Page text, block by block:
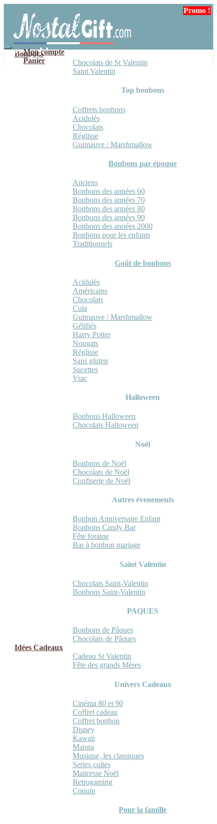
navigation
contenu
Mon compte
Panier
Bonbons
Chocolats de St Valentin
Saint Valentin
Top bonbons
Coffrets bonbons
Acidulés
Chocolats
Réglisse
Guimauve / Marshmallow
Bonbons par époque
Anciens
Bonbons des années 60
Bonbons des années 70
Bonbons des années 80
Bonbons des années 90
Bonbons des années 2000
Bonbons pour les enfants
Traditionnels
Goût de bonbons
Acidulés
Américains
Chocolats
Cola
Guimauve / Marshmallow
Gélifiés
Harry Potter
Nougats
Réglisse
Sans gluten
Sucettes
Vrac
Halloween
Bonbons Halloween
Chocolats Halloween
Noël
Bonbons de Noël
Chocolats de Noël
Confiserie de Noël
Autres évenements
Bonbon Anniversaire Enfant
Bonbons Candy Bar
Fête foraine
Bar à bonbon mariage
Saint Valentin
Chocolats Saint-Valentin
Bonbons Saint-Valentin
PAQUES
Bonbons de Pâques
Chocolats de Pâques
Idées Cadeaux
Cadeau St Valentin
Fête des grands Mères
Univers Cadeaux
Cinéma 80 et 90
Coffret cadeau
Coffret bonbon
Disney
Kawaii
Manga
Musique, les classiques
Series cultes
Maitresse Noël
Retrogaming
Coquin
Pour la famille
Promo !